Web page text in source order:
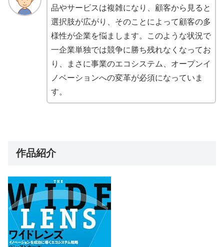
品やサービスは複雑になり、顧客から見ると
選択肢が広がり、そのことによって顧客の多
様性が企業を悩まします。このような状況で
一企業単独では競争に勝ち残れなくなってお
り、まさに事業のエコシステム、オープンイ
ノベーションへの変革が必須になっていま
す。
作品紹介